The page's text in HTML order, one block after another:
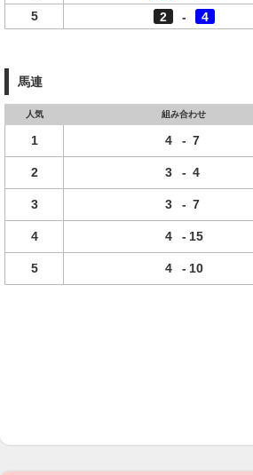
5
2 - 4
馬連
人気 組み合わせ
1 4 - 7
2 3 - 4
3 3 - 7
4 4 - 15
5 4 - 10